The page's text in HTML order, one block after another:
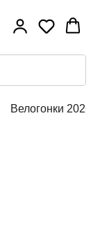
Велогонки 2026